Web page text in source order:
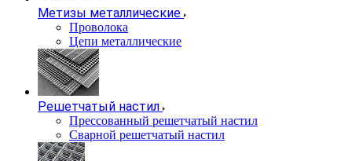
Метизы металлические
Проволока
Цепи металлические
Решетчатый настил
Прессованный решетчатый настил
Сварной решетчатый настил